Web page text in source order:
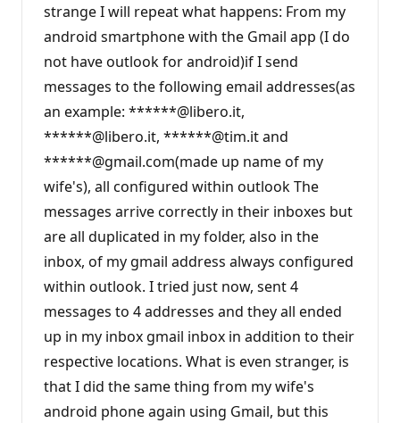
strange I will repeat what happens: From my
android smartphone with the Gmail app (I do
not have outlook for android)if I send
messages to the following email addresses(as
an example: ******@libero.it,
******@libero.it, ******@tim.it and
******@gmail.com(made up name of my
wife's), all configured within outlook The
messages arrive correctly in their inboxes but
are all duplicated in my folder, also in the
inbox, of my gmail address always configured
within outlook. I tried just now, sent 4
messages to 4 addresses and they all ended
up in my inbox gmail inbox in addition to their
respective locations. What is even stranger, is
that I did the same thing from my wife's
android phone again using Gmail, but this